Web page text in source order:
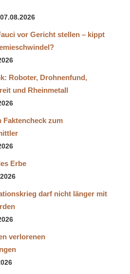
07.08.2026
vor Gericht stellen – kippt
Roboter, Drohnenfund,
und Rheinmetall
Faktencheck zum
Erbe
darf nicht länger mit
verlorenen